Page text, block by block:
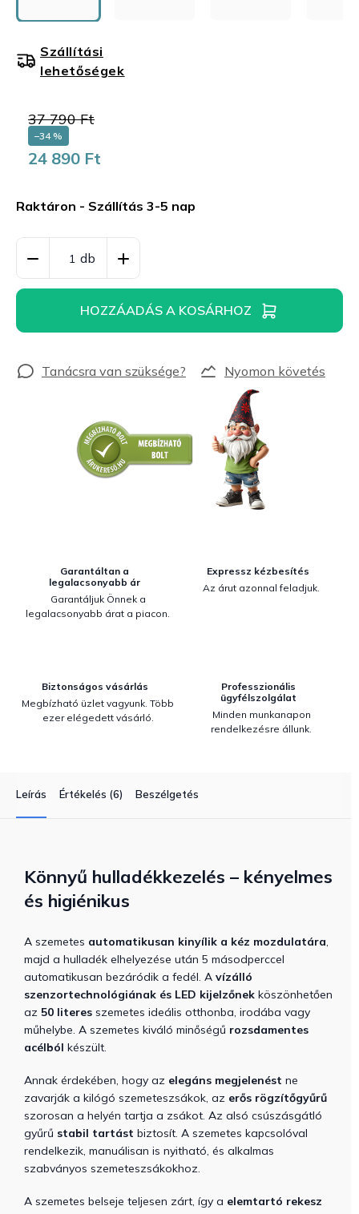
37 790 Ft
–34 %
24 890 Ft
Raktáron - Szállítás 3-5 nap
Szállítási
lehetőségek
HOZZÁADÁS A KOSÁRHOZ
Nyomon követés
Garantáltan a
legalacsonyabb ár
Garantáljuk Önnek a
legalacsonyabb árat a piacon.
Expressz kézbesítés
Az árut azonnal feladjuk.
Biztonságos vásárlás
Megbízható üzlet vagyunk. Több
ezer elégedett vásárló.
Professzionális
ügyfélszolgálat
Minden munkanapon
rendelkezésre állunk.
Leírás Értékelés (6) Beszélgetés
Könnyű hulladékkezelés – kényelmes
és higiénikus
A szemetes automatikusan kinyílik a kéz mozdulatára,
majd a hulladék elhelyezése után 5 másodperccel
automatikusan bezáródik a fedél. A vízálló
szenzortechnológiának és LED kijelzőnek köszönhetően
az 50 literes szemetes ideális otthonba, irodába vagy
műhelybe. A szemetes kiváló minőségű rozsdamentes
acélból készült.
Annak érdekében, hogy az elegáns megjelenést ne
zavarják a kilógó szemeteszsákok, az erős rögzítőgyűrű
szorosan a helyén tartja a zsákot. Az alsó csúszásgátló
gyűrű stabil tartást biztosít. A szemetes kapcsolóval
rendelkezik, manuálisan is nyitható, és alkalmas
szabványos szemeteszsákokhoz.
A szemetes belseje teljesen zárt, így a elemtartó rekesz